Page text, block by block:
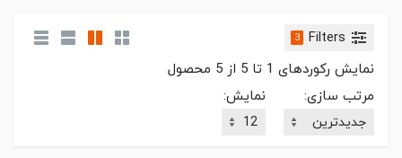
Filters
3
نمایش رکوردهای 1 تا 5 از 5 محصول
مرتب سازی:
نمایش: